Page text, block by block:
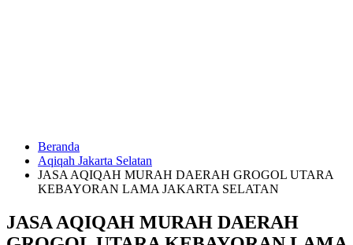
HUBUNGI
KAMI
Beranda
Aqiqah Jakarta Selatan
JASA AQIQAH MURAH DAERAH GROGOL UTARA
KEBAYORAN LAMA JAKARTA SELATAN
JASA AQIQAH MURAH DAERAH